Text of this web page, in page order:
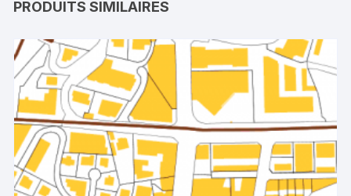
PRODUITS SIMILAIRES